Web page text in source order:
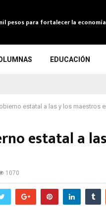
pesos para fortalecer la
EDUCACIÓN
estatal a las y los maestros
estatal a
1070